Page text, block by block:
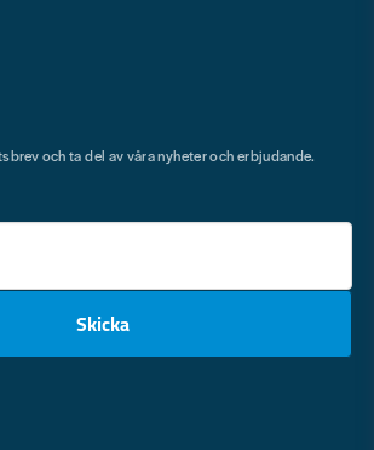
Skicka
och ta del av våra nyheter och erbjudande.